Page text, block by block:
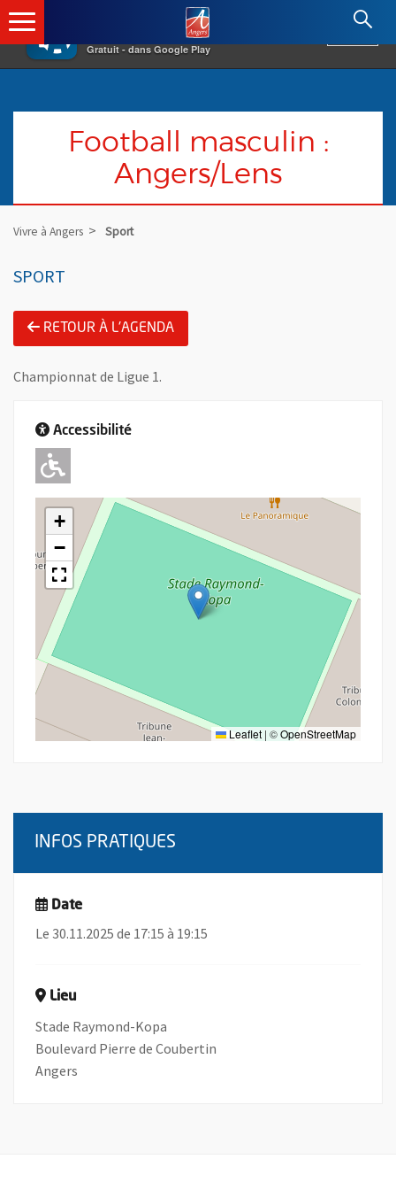
×
Gratuit - dans Google Play
Angers.fr : Retour à l'accueil
Football masculin :
Angers/Lens
Vivre à Angers Sport
SPORT
RETOUR À L'AGENDA
Championnat de Ligue 1.
Accessibilité
Adapté pour l'handicap Moteur
+
−
Leaflet | ©OpenStreetMap
INFOS PRATIQUES
Date
Le 30.11.2025 de 17:15 à 19:15
Lieu
Stade Raymond-Kopa
Boulevard Pierre de Coubertin
Angers